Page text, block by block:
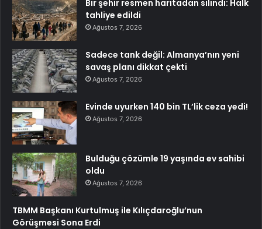
Bir şehir resmen haritadan silindi: Halk
tahliye edildi
Ağustos 7, 2026
Sadece tank değil: Almanya’nın yeni
savaş planı dikkat çekti
Ağustos 7, 2026
Evinde uyurken 140 bin TL’lik ceza yedi!
Ağustos 7, 2026
Bulduğu çözümle 19 yaşında ev sahibi
oldu
Ağustos 7, 2026
TBMM Başkanı Kurtulmuş ile Kılıçdaroğlu’nun
Görüşmesi Sona Erdi